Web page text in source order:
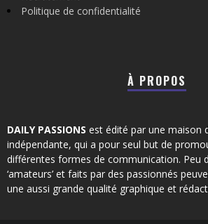
Politique de confidentialité
À PROPOS
DAILY PASSIONS est édité par une maison
indépendante, qui a pour seul but de
différentes formes de communication. Peu
‘amateurs’ et faits par des passionnés
une aussi grande qualité graphique et